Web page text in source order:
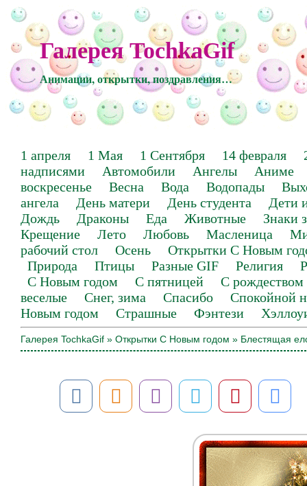
Галерея TochkaGif
Анимации, открытки, поздравления…
1 апреля 1 Мая 1 Сентября 14 февраля
надписями
Автомобили Ангелы
Аниме
воскресенье
Весна Вода Водопады
ангела
День матери День студента
Дети
Дождь
Драконы Еда Животные
Знаки
Крещение
Лето Любовь Масленица
рабочий стол
Осень
Открытки С Новым
Природа
Птицы Разные GIF Религия
С Новым годом
С пятницей
С рождеством
веселые
Снег, зима Спасибо
Спокойной
Новым годом
Страшные Фэнтези
Галерея TochkaGif » Открытки С Новым годом » Блестящая